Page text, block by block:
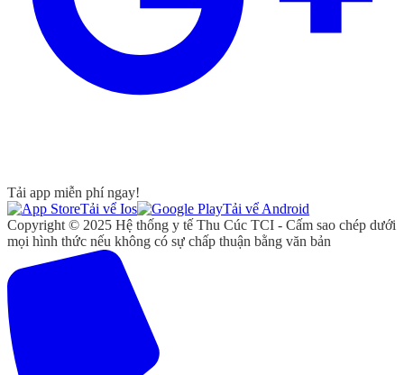
Tải app miễn phí ngay!
Tải vể Ios
Tải vể Android
Copyright © 2025 Hệ thống y tế Thu Cúc TCI - Cấm sao chép dưới
mọi hình thức nếu không có sự chấp thuận bằng văn bản